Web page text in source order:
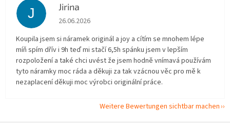
J Jirina
Die Shop-Bewertung beträgt 5 von 5 Sternen.
26.06.2026
Koupila jsem si náramek originál a joy a cítím se mnohem lépe
míň spím dřív i 9h teď mi stačí 6,5h spánku jsem v lepším
rozpoložení a také chci uvést že jsem hodně vnímavá používám
tyto náramky moc ráda a děkuji za tak vzácnou věc pro mě k
nezaplacení děkuji moc výrobci originální práce.
Weitere Bewertungen sichtbar machen